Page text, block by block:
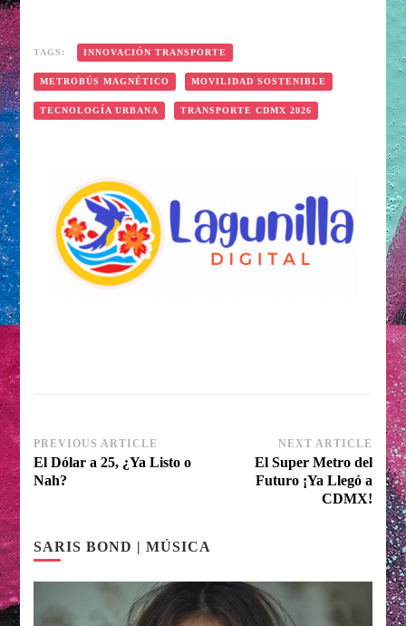
TAGS: INNOVACIÓN TRANSPORTE
METROBÚS MAGNÉTICO MOVILIDAD SOSTENIBLE
TECNOLOGÍA URBANA TRANSPORTE CDMX 2026
Post
Navigation
PREVIOUS ARTICLE
El Dólar a 25, ¿Ya Listo o
Nah?
NEXT ARTICLE
El Super Metro del
Futuro ¡Ya Llegó a
CDMX!
SARIS BOND | MÚSICA